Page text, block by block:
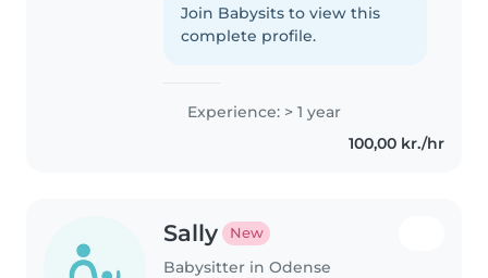
passe børn i alle aldre, fra
slyngelstørrelse til teenagere.
Join Babysits to view this
complete profile.
Experience: > 1 year
100,00 kr./hr
Sally New
Babysitter in Odense